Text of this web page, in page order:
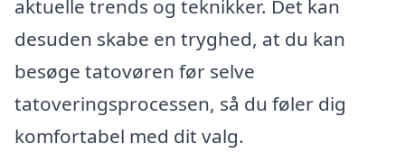
aktuelle trends og teknikker. Det kan
desuden skabe en tryghed, at du kan
besøge tatovøren før selve
tatoveringsprocessen, så du føler dig
komfortabel med dit valg.